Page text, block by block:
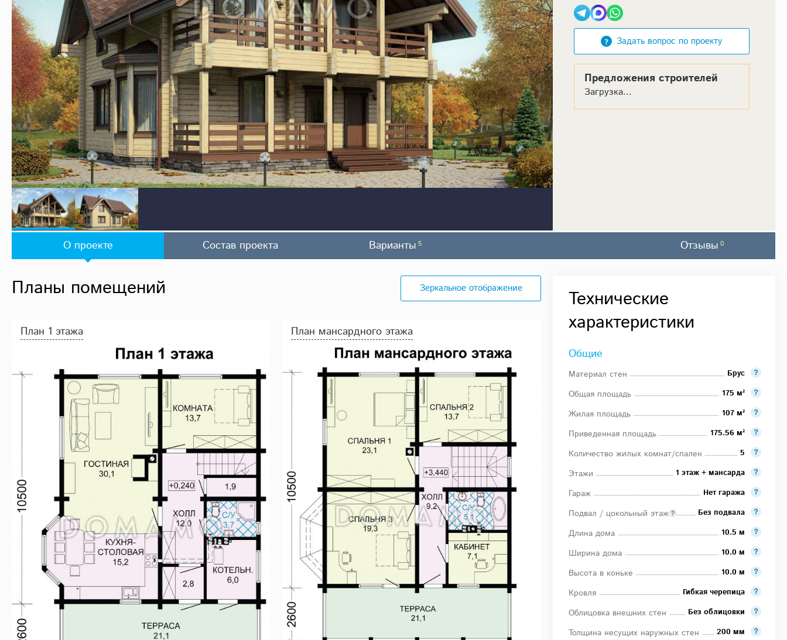
Задать вопрос по проекту
Предложения строителей
Загрузка...
О проекте Состав проекта Варианты 5 Отзывы 0
Технические
характеристики
Общие
Материал стен Брус
Общая площадь 175 м²
Жилая площадь 107 м²
Приведенная площадь 175.56 м²
Количество жилых комнат/спален 5
Этажи 1 этаж + мансарда
Гараж Нет гаража
Подвал / цокольный этаж Без подвала
Длина дома 10.5 м
Ширина дома 10.0 м
Высота в коньке 10.0 м
Кровля Гибкая черепица
Облицовка внешних стен Без облицовки
Толщина несущих наружных стен 200 мм
Планы помещений Зеркальное отображение
План 1 этажа План мансардного этажа